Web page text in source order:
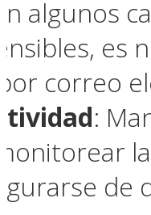
algunos
es
correo
:
de